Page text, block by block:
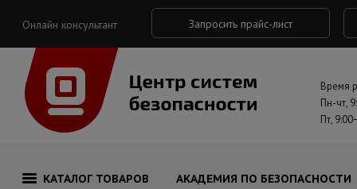
Онлайн консультант Запросить прайс-лист
Время
Пн-чт,
Пт,
КАТАЛОГ ТОВАРОВ АКАДЕМИЯ ПО БЕЗОПАСНОСТИ